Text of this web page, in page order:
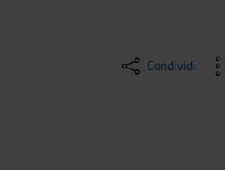
Condividi